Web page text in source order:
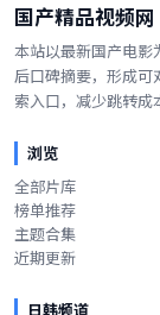
国产精品视频网
本站以最新国产电影
后口碑摘要，形成可
索入口，减少跳转成
浏览
全部片库
榜单推荐
主题合集
近期更新
日韩频道